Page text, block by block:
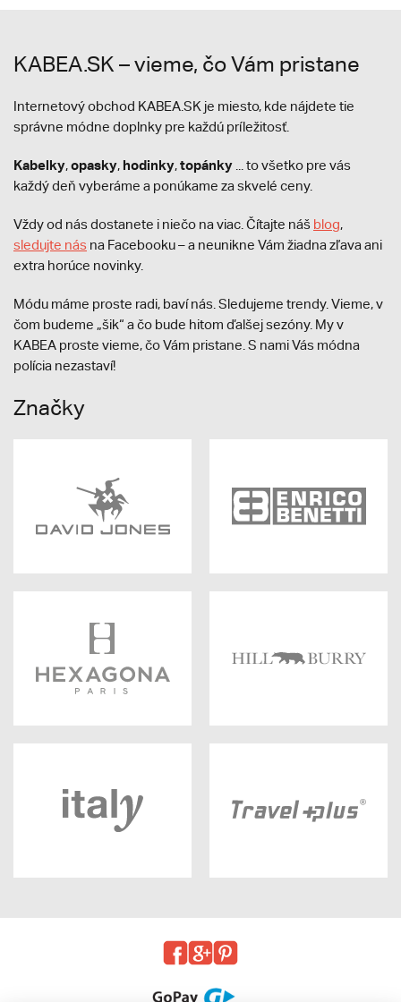
KABEA.SK – vieme, čo Vám pristane
Internetový obchod KABEA.SK je miesto, kde nájdete tie
správne módne doplnky pre každú príležitosť.
Kabelky,opasky, hodinky,topánky ... to všetko pre vás
každý deň vyberáme a ponúkame za skvelé ceny.
Vždy od nás dostanete i niečo na viac. Čítajte náš blog,
sledujte nás na Facebooku – a neunikne Vám žiadna zľava ani
extra horúce novinky.
Módu máme proste radi, baví nás. Sledujeme trendy. Vieme, v
čom budeme „šik“ a čo bude hitom ďalšej sezóny. My v
KABEA proste vieme, čo Vám pristane. S nami Vás módna
polícia nezastaví!
Značky